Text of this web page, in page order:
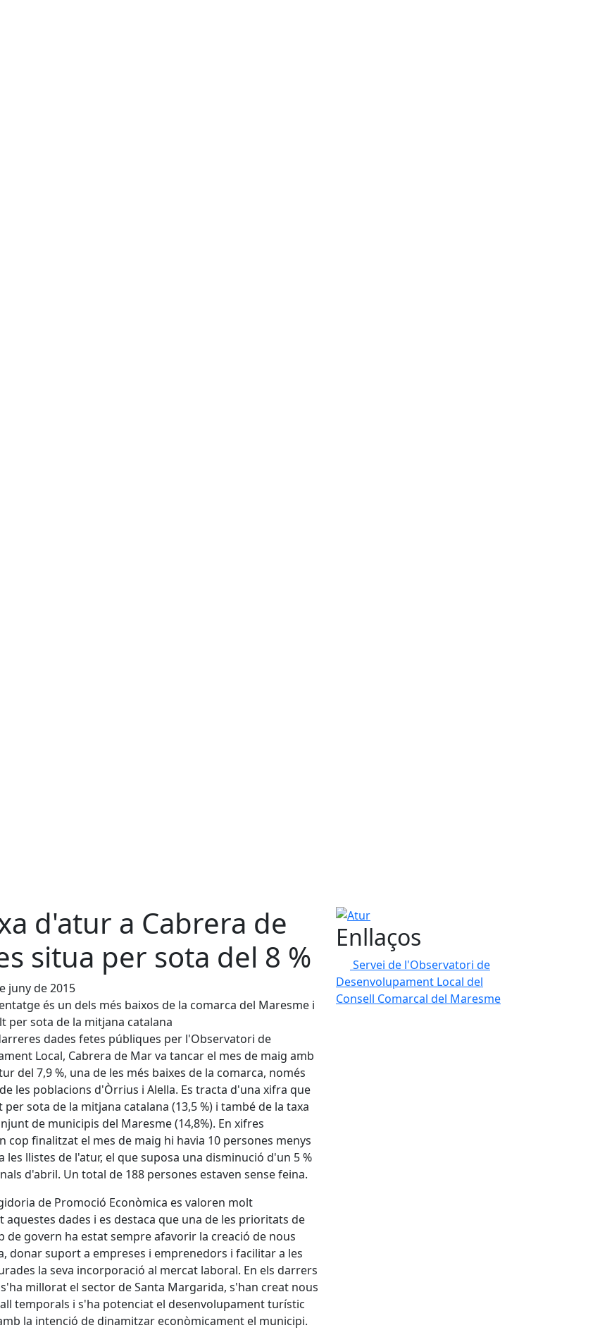
d'atur a Cabrera de
situa per sota del 8 %
juny de 2015
és un dels més baixos de la comarca del Maresme i
per sota de la mitjana catalana
dades fetes públiques per l'Observatori de
Local, Cabrera de Mar va tancar el mes de maig amb
del 7,9 %, una de les més baixes de la comarca, només
les poblacions d'Òrrius i Alella. Es tracta d'una xifra que
per sota de la mitjana catalana (13,5 %) i també de la taxa
de municipis del Maresme (14,8%). En xifres
cop finalitzat el mes de maig hi havia 10 persones menys
les llistes de l'atur, el que suposa una disminució d'un 5 %
d'abril. Un total de 188 persones estaven sense feina.
de Promoció Econòmica es valoren molt
aquestes dades i es destaca que una de les prioritats de
de govern ha estat sempre afavorir la creació de nous
donar suport a empreses i emprenedors i facilitar a les
la seva incorporació al mercat laboral. En els darrers
millorat el sector de Santa Margarida, s'han creat nous
temporals i s'ha potenciat el desenvolupament turístic
la intenció de dinamitzar econòmicament el municipi.
Atur
Enllaços
Servei de l'Observatori de
Desenvolupament Local del
Consell Comarcal del Maresme